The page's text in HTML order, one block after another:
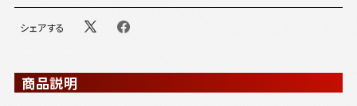
シェアする
商品説明